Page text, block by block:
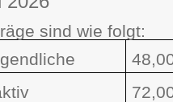
sind wie folgt: